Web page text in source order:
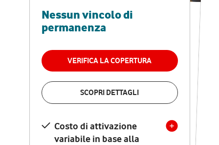
Nessun vincolo di
permanenza
VERIFICA LA COPERTURA
SCOPRI DETTAGLI
Costo di attivazione
variabile in base alla
RETE FISSA + VODAFONE CLUB
29,95€
permanenza
VERIFICA LA COPERTURA
Costo di attivazione
variabile in base alla